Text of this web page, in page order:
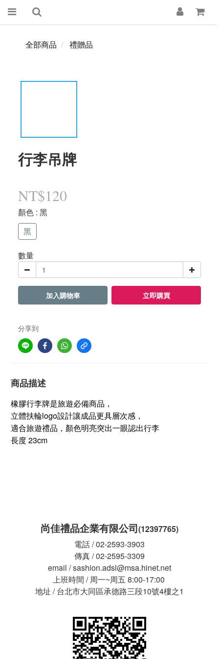
全部商品 禮贈品
行李吊牌
NT$120
顏色 : 黑
黑
數量
加入購物車 立即購買
分享到
商品描述
橡膠行李牌是旅遊必備商品，
立體扶輪logo設計讓成品更具層次感，
適合旅遊禮品，顏色明亮突出一眼認出行李
長度 23cm
尚佳禮品企業有限公司(12397765)
電話 / 02-2593-3903
傳真 / 02-2595-3309
email / sashion.adsl@msa.hinet.net
上班時間 / 周一~周五 8:00-17:00
地址 / 台北市大同區承德路三段10號4樓之1